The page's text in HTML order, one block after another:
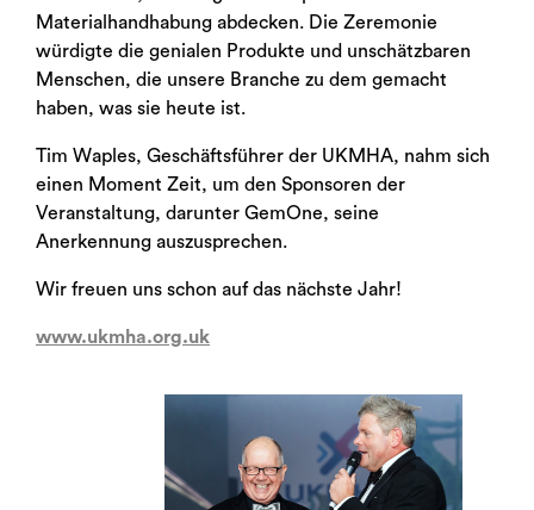
Materialhandhabung abdecken. Die Zeremonie
würdigte die genialen Produkte und unschätzbaren
Menschen, die unsere Branche zu dem gemacht
haben, was sie heute ist.
Tim Waples, Geschäftsführer der UKMHA, nahm sich
einen Moment Zeit, um den Sponsoren der
Veranstaltung, darunter GemOne, seine
Anerkennung auszusprechen.
Wir freuen uns schon auf das nächste Jahr!
www.ukmha.org.uk